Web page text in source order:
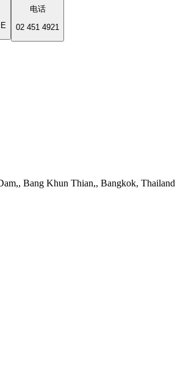
电话
02 451 4921
Bang Khun Thian,, Bangkok, Thailand